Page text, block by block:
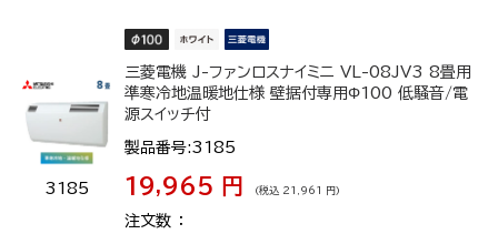
3185
三菱電機 J-ファンロスナイミニ VL-08JV3 8畳用
準寒冷地温暖地仕様 壁据付専用Φ100 低騒音/電
源スイッチ付
製品番号:3185
19,965 円 (税込 21,961 円)